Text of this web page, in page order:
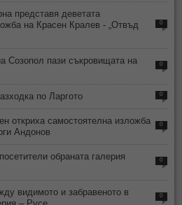
представя деветата
на Красен Кралев - „Отвъд
0
Созопол пази съкровищата на
0
по Ларгото 0
откриха самостоятелна изложба
Андонов
0
обраната галерия
0
видимото и забравеното в
0